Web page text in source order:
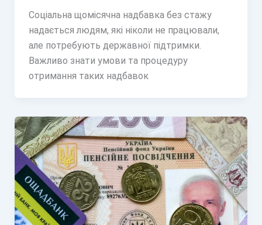
Соціальна щомісячна надбавка без стажу
надається людям, які ніколи не працювали,
але потребують державної підтримки.
Важливо знати умови та процедуру
отримання таких надбавок